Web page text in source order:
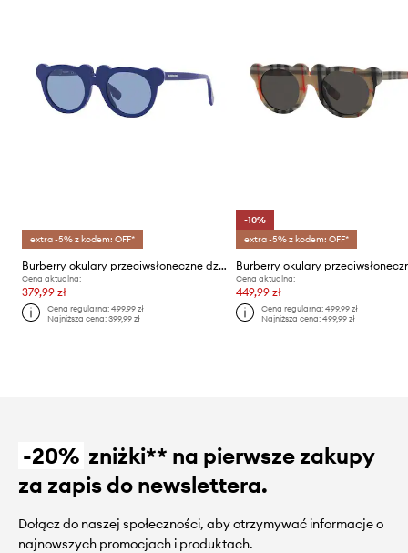
extra -5% z kodem: OFF*
Burberry okulary przeciwsłoneczne dziecięce
Cena aktualna:
379,99 zł
Cena regularna:499,99 zł
Najniższa cena:399,99 zł
-10%
extra -5% z kodem: OFF*
Cena aktualna:
449,99 zł
Cena regularna: 499,99 zł
Najniższa cena: 499,99 zł
-20% zniżki** na pierwsze zakupy
za zapis do newslettera.
Dołącz do naszej społeczności, aby otrzymywać informacje o
najnowszych promocjach i produktach.